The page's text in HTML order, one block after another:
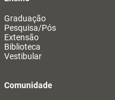
Graduação
Pesquisa/Pós
Extensão
Biblioteca
Vestibular
Comunidade